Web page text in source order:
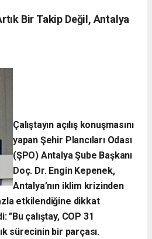
Bir Takip Değil, Antalya
Çalıştayın açılış konuşmasını
yapan Şehir Plancıları Odası
(ŞPO) Antalya Şube Başkanı
Doç. Dr. Engin Kepenek,
Antalya’nın iklim krizinden
etkilendiğine dikkat
​"Bu çalıştay, COP 31
sürecinin bir parçası.